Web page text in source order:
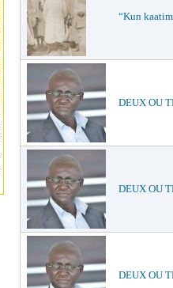
“Kun
DEUX OU
DEUX OU
DEUX OU